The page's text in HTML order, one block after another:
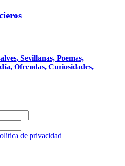
Sevillanas, Poemas,
Ofrendas, Curiosidades,
de privacidad